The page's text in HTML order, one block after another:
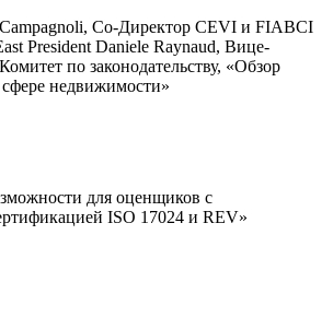
Со-Директор CEVI и FIABCI
President Daniele Raynaud, Вице-
по законодательству, «Обзор
недвижимости»
для оценщиков с
ISO 17024 и REV»